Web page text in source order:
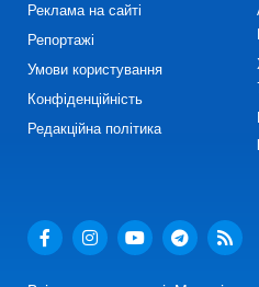
Реклама на сайті
Репортажі
Умови користування
Конфіденційність
Редакційна політика